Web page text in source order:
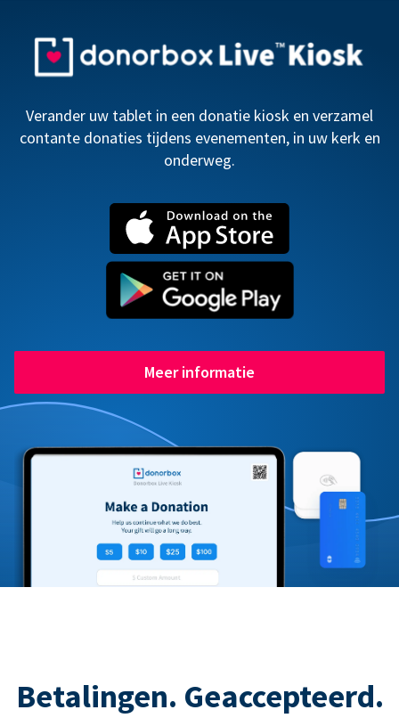
Verander uw tablet in een donatie kiosk en verzamel
contante donaties tijdens evenementen, in uw kerk en
onderweg.
Meer informatie
Betalingen. Geaccepteerd.